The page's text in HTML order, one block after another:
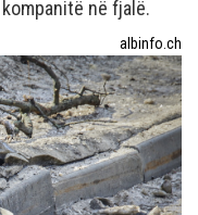
në fjalë.
albinfo.ch